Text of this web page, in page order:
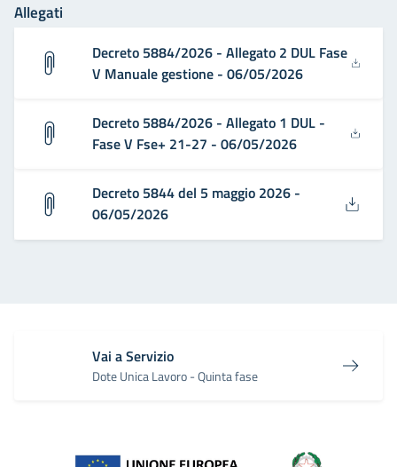
Allegati
Decreto 5884/2026 - Allegato 2 DUL Fase
V Manuale gestione - 06/05/2026
Decreto 5884/2026 - Allegato 1 DUL -
Fase V Fse+ 21-27 - 06/05/2026
Decreto 5844 del 5 maggio 2026 -
06/05/2026
Vai a Servizio
Dote Unica Lavoro - Quinta fase